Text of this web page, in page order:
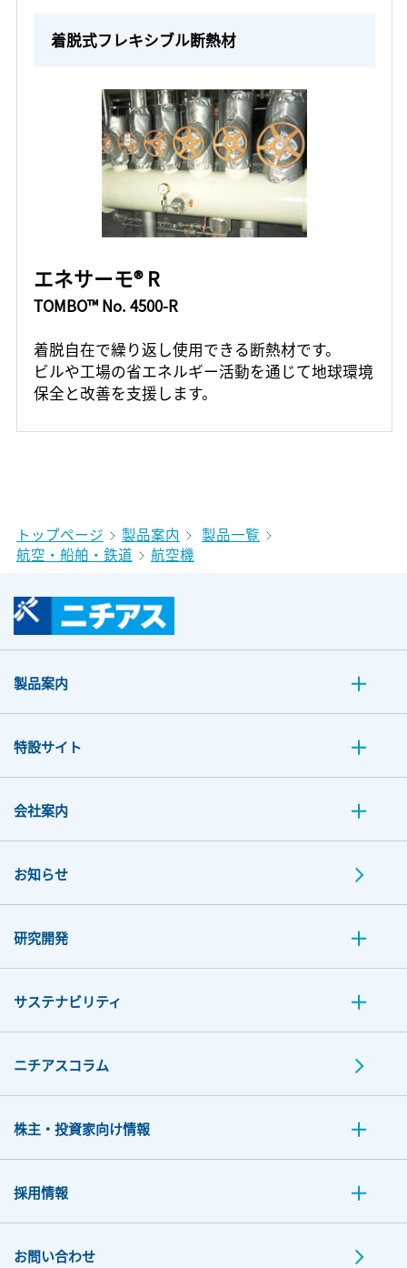
着脱式フレキシブル断熱材
エネサーモ® R
TOMBO™ No. 4500-R
着脱自在で繰り返し使用できる断熱材です。
ビルや工場の省エネルギー活動を通じて地球環境
保全と改善を支援します。
トップページ 製品案内
製品一覧
航空・船舶・鉄道
航空機
製品案内
特設サイト
会社案内
お知らせ
研究開発
サステナビリティ
ニチアスコラム
株主・投資家向け情報
採用情報
お問い合わせ